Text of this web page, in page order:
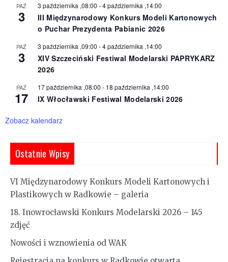
PAŹ
3
3 października ,08:00 -4 października ,14:00
III Międzynarodowy Konkurs Modeli Kartonowych
o Puchar Prezydenta Pabianic 2026
PAŹ
3
3 października ,09:00 -4 października ,14:00
XIV Szczeciński Festiwal Modelarski PAPRYKARZ
2026
PAŹ
17
17 października ,08:00 - 18 października ,14:00
IX Włocławski Festiwal Modelarski 2026
Zobacz kalendarz
Ostatnie Wpisy
VI Międzynarodowy Konkurs Modeli Kartonowych i
Plastikowych w Radkowie – galeria
18. Inowrocławski Konkurs Modelarski 2026 – 145
zdjęć
Nowości i wznowienia od WAK